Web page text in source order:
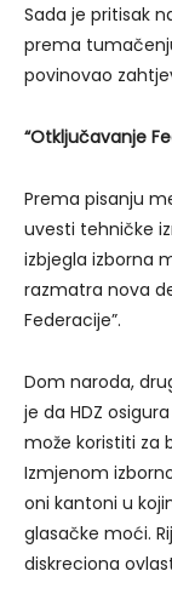
Sada je pritisak
prema
povinovao
“Otključavanje
Prema pisanju
uvesti tehničke
izbjegla izborna
razmatra nova
Federacije”.
Dom naroda,
je da HDZ
može koristiti za
Izmjenom
oni kantoni u
glasačke moći.
diskreciona